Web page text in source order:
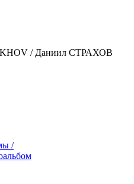
/ Даниил СТРАХОВ
/